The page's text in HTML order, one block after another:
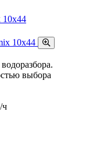
10х44
выбора
ч